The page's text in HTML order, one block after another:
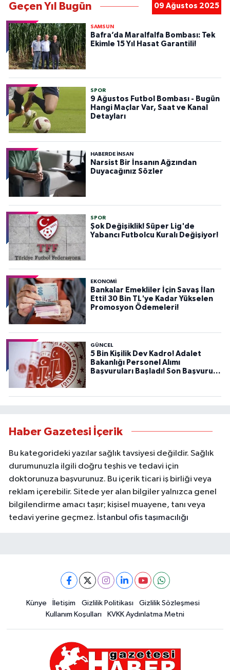
Geçen Yıl Bugün 09 Ağustos 2025
SAMSUN
Bafra’da Maralfalfa Bombası: Tek
Ekimle 15 Yıl Hasat Garantili!
SPOR
9 Ağustos Futbol Bombası - Bugün
Hangi Maçlar Var, Saat ve Kanal
Detayları
HABERDE INSAN
Narsist Bir İnsanın Ağzından
Duyacağınız Sözler
SPOR
Şok Değişiklik! Süper Lig'de
Yabancı Futbolcu Kuralı Değişiyor!
EKONOMİ
Bankalar Emekliler İçin Savaş İlan
Etti! 30 Bin TL'ye Kadar Yükselen
Promosyon Ödemeleri!
GÜNCEL
5 Bin Kişilik Dev Kadro! Adalet
Bakanlığı Personel Alımı
Başvuruları Başladı! Son Başvuru
Haber Gazetesi İçerik
Bu kategorideki yazılar sağlık tavsiyesi değildir. Sağlık
durumunuzla ilgili doğru teşhis ve tedavi için
doktorunuza başvurunuz. Bu içerik ticari iş birliği veya
reklam içerebilir. Sitede yer alan bilgiler yalnızca genel
bilgilendirme amacı taşır; kişisel muayene, tanı veya
tedavi yerine geçmez. İstanbul ofis taşımacılığı
Künye İletişim Gizlilik Politikası
Gizlilik Sözleşmesi
Kullanım Koşulları
KVKK Aydınlatma Metni